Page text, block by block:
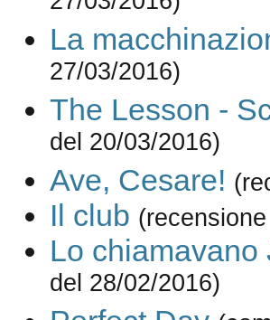
La
27/03/2016)
The Lesson -
del 20/03/2016)
Ave, Cesare!
Il club
Lo chiamavano
del 28/02/2016)